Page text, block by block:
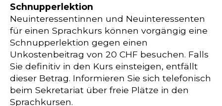
Schnupperlektion
Neuinteressentinnen und Neuinteressenten
für einen Sprachkurs können vorgängig eine
Schnupperlektion gegen einen
Unkostenbeitrag von 20 CHF besuchen. Falls
Sie definitiv in den Kurs einsteigen, entfällt
dieser Betrag. Informieren Sie sich telefonisch
beim Sekretariat über freie Plätze in den
Sprachkursen.